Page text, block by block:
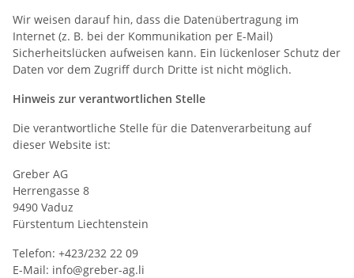
Wir weisen darauf hin, dass die Datenübertragung im
Internet (z. B. bei der Kommunikation per E-Mail)
Sicherheitslücken aufweisen kann. Ein lückenloser Schutz der
Daten vor dem Zugriff durch Dritte ist nicht möglich.
Hinweis zur verantwortlichen Stelle
Die verantwortliche Stelle für die Datenverarbeitung auf
dieser Website ist:
Greber AG
Herrengasse 8
9490 Vaduz
Fürstentum Liechtenstein
Telefon: +423/232 22 09
E-Mail: info@greber-ag.li